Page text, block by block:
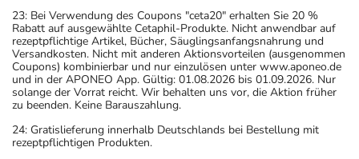
23: Bei Verwendung des Coupons "ceta20" erhalten Sie 20 %
Rabatt auf ausgewählte Cetaphil-Produkte. Nicht anwendbar auf
rezeptpflichtige Artikel, Bücher, Säuglingsanfangsnahrung und
Versandkosten. Nicht mit anderen Aktionsvorteilen (ausgenommen
Coupons) kombinierbar und nur einzulösen unter www.aponeo.de
und in der APONEO App. Gültig: 01.08.2026 bis 01.09.2026. Nur
solange der Vorrat reicht. Wir behalten uns vor, die Aktion früher
zu beenden. Keine Barauszahlung.
24: Gratislieferung innerhalb Deutschlands bei Bestellung mit
rezeptpflichtigen Produkten.